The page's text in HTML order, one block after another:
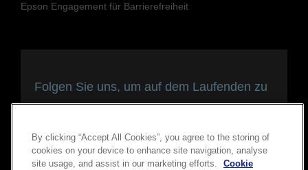
Epson Engagement für Barrierefreiheit
Folgen Sie uns, um auf dem Laufenden zu
By clicking “Accept All Cookies”, you agree to the storing of
cookies on your device to enhance site navigation, analyse
site usage, and assist in our marketing efforts.
Cookie